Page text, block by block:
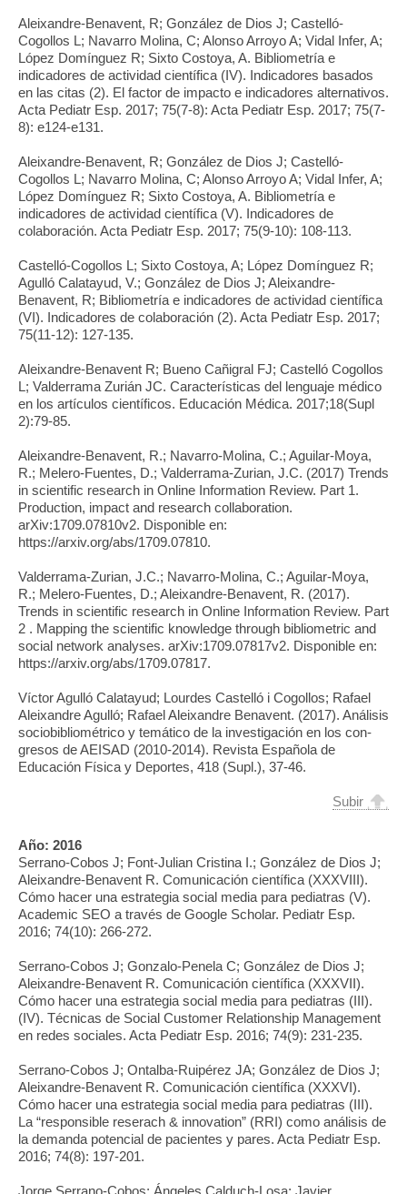
Aleixandre-Benavent, R; González de Dios J; Castelló-
Cogollos L; Navarro Molina, C; Alonso Arroyo A; Vidal Infer, A;
López Domínguez R; Sixto Costoya, A. Bibliometría e
indicadores de actividad científica (IV). Indicadores basados
en las citas (2). El factor de impacto e indicadores alternativos.
Acta Pediatr Esp. 2017; 75(7-8): Acta Pediatr Esp. 2017; 75(7-
8): e124-e131.
Aleixandre-Benavent, R; González de Dios J; Castelló-
Cogollos L; Navarro Molina, C; Alonso Arroyo A; Vidal Infer, A;
López Domínguez R; Sixto Costoya, A. Bibliometría e
indicadores de actividad científica (V). Indicadores de
colaboración. Acta Pediatr Esp. 2017; 75(9-10): 108-113.
Castelló-Cogollos L; Sixto Costoya, A; López Domínguez R;
Agulló Calatayud, V.; González de Dios J; Aleixandre-
Benavent, R; Bibliometría e indicadores de actividad científica
(VI). Indicadores de colaboración (2). Acta Pediatr Esp. 2017;
75(11-12): 127-135.
Aleixandre-Benavent R; Bueno Cañigral FJ; Castelló Cogollos
L; Valderrama Zurián JC. Características del lenguaje médico
en los artículos científicos. Educación Médica. 2017;18(Supl
2):79-85.
Aleixandre-Benavent, R.; Navarro-Molina, C.; Aguilar-Moya,
R.; Melero-Fuentes, D.; Valderrama-Zurian, J.C. (2017) Trends
in scientific research in Online Information Review. Part 1.
Production, impact and research collaboration.
arXiv:1709.07810v2. Disponible en:
https://arxiv.org/abs/1709.07810.
Valderrama-Zurian, J.C.; Navarro-Molina, C.; Aguilar-Moya,
R.; Melero-Fuentes, D.; Aleixandre-Benavent, R. (2017).
Trends in scientific research in Online Information Review. Part
2 . Mapping the scientific knowledge through bibliometric and
social network analyses. arXiv:1709.07817v2. Disponible en:
https://arxiv.org/abs/1709.07817.
Víctor Agulló Calatayud; Lourdes Castelló i Cogollos; Rafael
Aleixandre Agulló; Rafael Aleixandre Benavent. (2017). Análisis
sociobibliométrico y temático de la investigación en los con-
gresos de AEISAD (2010-2014). Revista Española de
Educación Física y Deportes, 418 (Supl.), 37-46.
Subir
Año: 2016
Serrano-Cobos J; Font-Julian Cristina I.; González de Dios J;
Aleixandre-Benavent R. Comunicación científica (XXXVIII).
Cómo hacer una estrategia social media para pediatras (V).
Academic SEO a través de Google Scholar. Pediatr Esp.
2016; 74(10): 266-272.
Serrano-Cobos J; Gonzalo-Penela C; González de Dios J;
Aleixandre-Benavent R. Comunicación científica (XXXVII).
Cómo hacer una estrategia social media para pediatras (III).
(IV). Técnicas de Social Customer Relationship Management
en redes sociales. Acta Pediatr Esp. 2016; 74(9): 231-235.
Serrano-Cobos J; Ontalba-Ruipérez JA; González de Dios J;
Aleixandre-Benavent R. Comunicación científica (XXXVI).
Cómo hacer una estrategia social media para pediatras (III).
La “responsible reserach & innovation” (RRI) como análisis de
la demanda potencial de pacientes y pares. Acta Pediatr Esp.
2016; 74(8): 197-201.